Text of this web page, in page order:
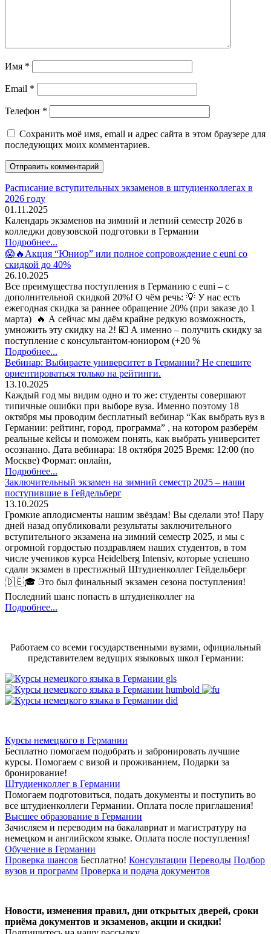
Имя *
Email *
Телефон *
Сохранить моё имя, email и адрес сайта в этом браузере для
последующих моих комментариев.
Расписание вступительных экзаменов в штудиенколлегах в
2026 году
01.11.2025
Календарь экзаменов на зимний и летний семестр 2026 в
колледжи довузовской подготовки в Германии
Подробнее...
😱🔥Акция “Юниор” или полное сопровождение с euni со
скидкой до 40%
26.10.2025
Все преимущества поступления в Германию с euni – с
дополнительной скидкой 20%! О чём речь: 💡 У нас есть
ежегодная скидка за раннее обращение 20% (при заказе до 1
марта) 🔥 А сейчас мы даём крайне редкую возможность,
умножить эту скидку на 2! 💶 А именно – получить скидку за
поступление с консультантом-юниором (+20 %
Подробнее...
Вебинар: Выбираете университет в Германии? Не спешите
ориентироваться только на рейтинги.
13.10.2025
Каждый год мы видим одно и то же: студенты совершают
типичные ошибки при выборе вуза. Именно поэтому 18
октября мы проводим бесплатный вебинар “Как выбрать вуз в
Германии: рейтинг, город, программа” , на котором разберём
реальные кейсы и поможем понять, как выбрать университет
осознанно. Дата вебинара: 18 октября 2025 Время: 12:00 (по
Москве) Формат: онлайн,
Подробнее...
Заключительный экзамен на зимний семестр 2025 – наши
поступившие в Гейдельберг
13.10.2025
Громкие аплодисменты нашим звёздам! Вы сделали это! Пару
дней назад опубликовали результаты заключительного
вступительного экзамена на зимний семестр 2025, и мы с
огромной гордостью поздравляем наших студентов, в том
числе учеников курса Heidelberg Intensiv, которые успешно
сдали экзамен в престижный Штудиенколлег Гейдельберг
🇩🇪🎓 Это был финальный экзамен сезона поступления!
Последний шанс попасть в штудиенколлег на
Подробнее...
Работаем со всеми государственными вузами, официальный
представителем ведущих языковых школ Германии:
Курсы немецкого в Германии
Бесплатно помогаем подобрать и забронировать лучшие
курсы. Помогаем с визой и проживанием, Подарки за
бронирование!
Штудиенколлег в Германии
Помогаем подготовиться, подать документы и поступить во
все штудиенколлеги Германии. Оплата после приглашения!
Высшее образование в Германии
Зачисляем и переводим на бакалавриат и магистратуру на
немецком и английском языке. Оплата после поступления!
Обучение в Германии
Проверка шансов Бесплатно! Консультации Переводы Подбор
вузов и программ Проверка и подача документов
Новости, изменения правил, дни открытых дверей, сроки
приёма документов и экзаменов, акции и скидки!